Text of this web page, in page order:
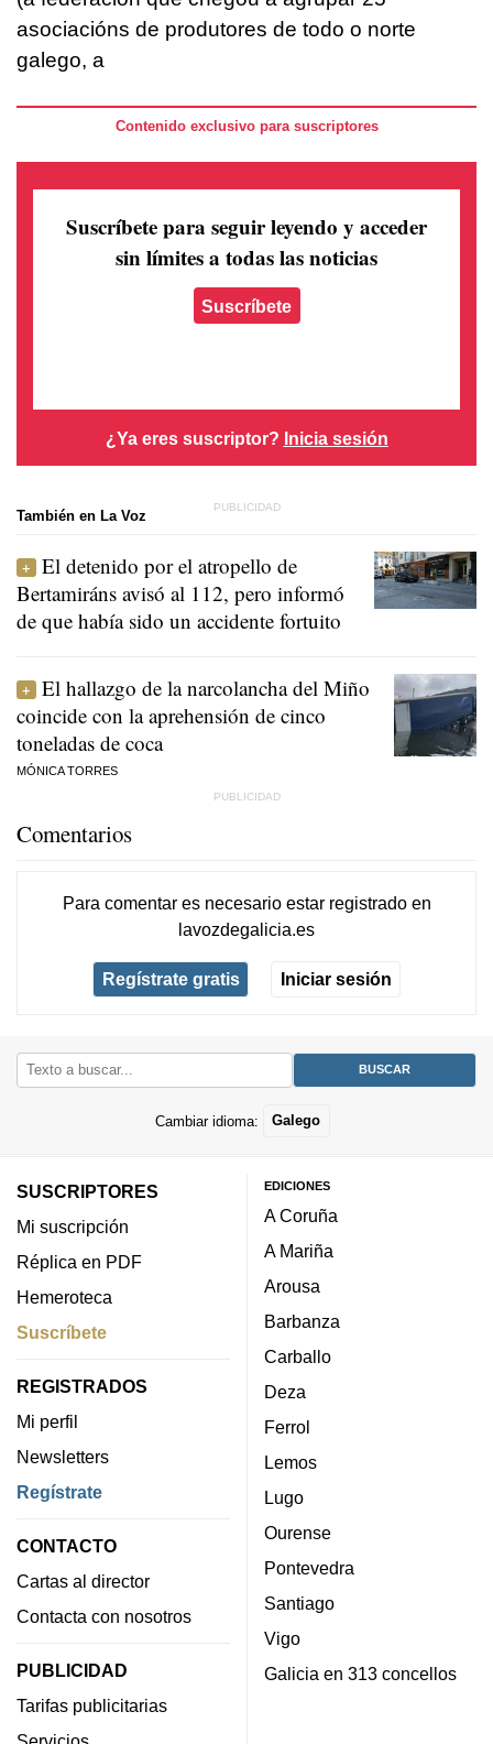
asociacións de produtores de todo o norte
galego, a
Contenido exclusivo para suscriptores
Suscríbete para seguir leyendo y acceder
sin límites a todas las noticias
Suscríbete
¿Ya eres suscriptor? Inicia sesión
También en La Voz
El detenido por el atropello de
Bertamiráns avisó al 112, pero informó
de que había sido un accidente fortuito
El hallazgo de la narcolancha del Miño
coincide con la aprehensión de cinco
toneladas de coca
MÓNICA TORRES
Comentarios
Para comentar es necesario estar registradoen
lavozdegalicia.es
Regístrate gratis Iniciar sesión
Cambiar idioma: Galego
SUSCRIPTORES
Mi suscripción
Réplica en PDF
Hemeroteca
Suscríbete
REGISTRADOS
Mi perfil
Newsletters
Regístrate
CONTACTO
Cartas al director
Contacta con nosotros
PUBLICIDAD
Tarifas publicitarias
EDICIONES
A Coruña
A Mariña
Arousa
Barbanza
Carballo
Deza
Ferrol
Lemos
Lugo
Ourense
Pontevedra
Santiago
Vigo
Galicia en 313 concellos